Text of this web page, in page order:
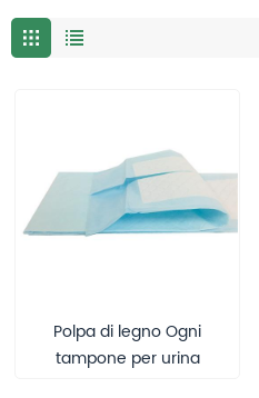
Polpa di legno Ogni
tampone per urina